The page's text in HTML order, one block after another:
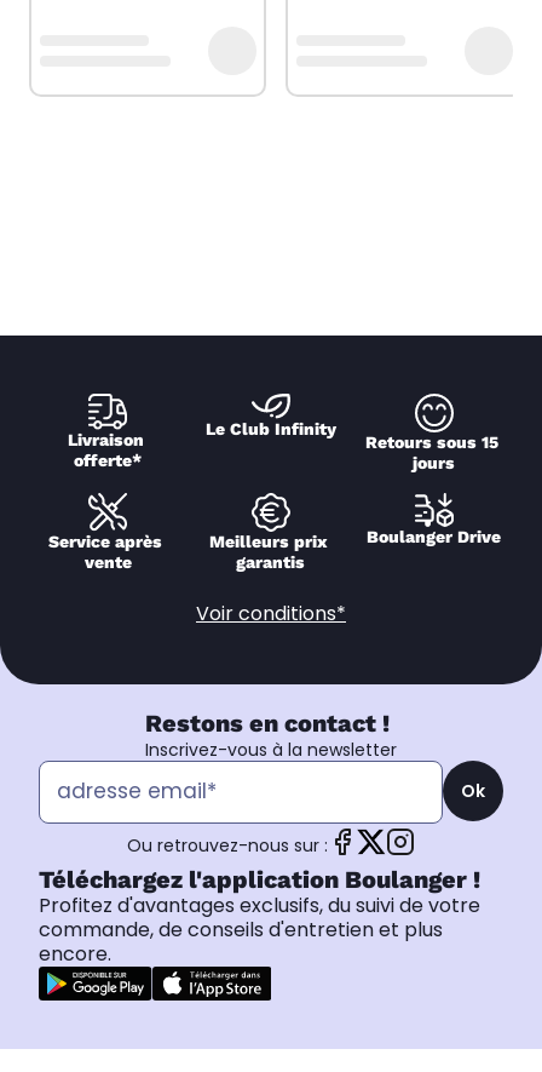
Livraison
offerte*
Le Club Infinity
Retours sous 15
jours
Service après
vente
Meilleurs prix
garantis
Boulanger Drive
Voir conditions*
Restons en contact !
Inscrivez-vous à la newsletter
Ok
Ou retrouvez-nous sur :
Téléchargez l'application Boulanger !
Profitez d'avantages exclusifs, du suivi de votre
commande, de conseils d'entretien et plus
encore.